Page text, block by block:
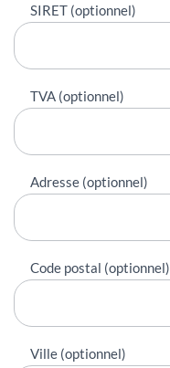
SIRET (optionnel)
TVA (optionnel)
Adresse (optionnel)
Code postal (optionnel)
Ville (optionnel)